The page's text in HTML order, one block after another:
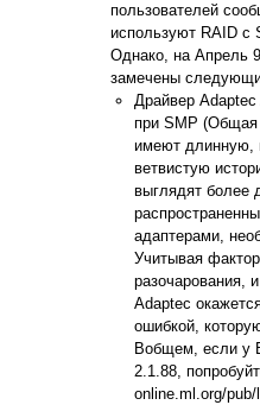
пользователей
используют RAID с
Однако, на Апрель
замечены
Драйвер
при SMP (Общая
имеют длинную,
ветвистую
выглядят более
адаптерами,
Учитывая
разочарования,
Adaptec
ошибкой,
Вобщем, если у
2.1.88,
online.ml.org/